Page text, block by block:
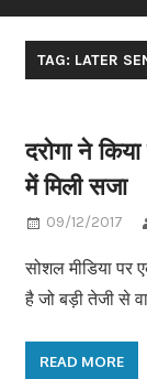
TAG: LATER
दरोगा ने
में मिली सजा
09/12/2017
सोशल मीडिया पर
है जो बड़ी तेजी से
READ MORE